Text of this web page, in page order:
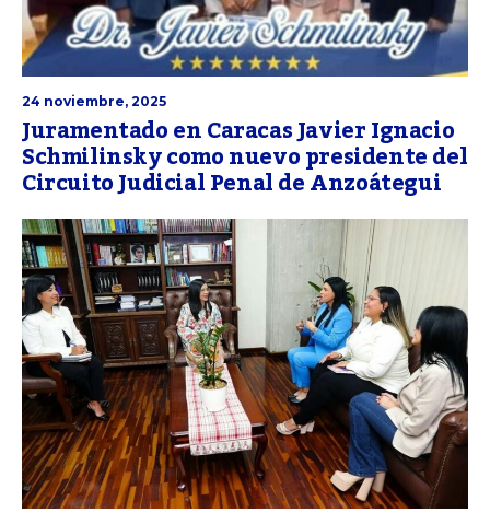
24 noviembre, 2025
Juramentado en Caracas Javier Ignacio
Schmilinsky como nuevo presidente del
Circuito Judicial Penal de Anzoátegui